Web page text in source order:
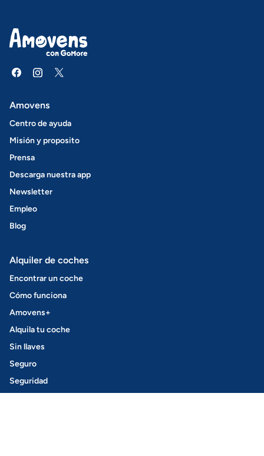
Amovens
Centro de ayuda
Misión y proposito
Prensa
Descarga nuestra app
Newsletter
Empleo
Blog
Alquiler de coches
Encontrar un coche
Cómo funciona
Amovens+
Alquila tu coche
Sin llaves
Seguro
Seguridad